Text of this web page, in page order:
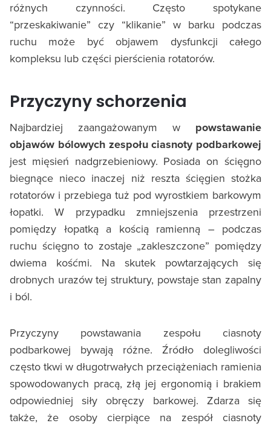
różnych czynności. Często spotykane
“przeskakiwanie” czy “klikanie” w barku podczas
ruchu może być objawem dysfunkcji całego
kompleksu lub części pierścienia rotatorów.
Przyczyny schorzenia
Najbardziej zaangażowanym w powstawanie
objawów bólowych zespołu ciasnoty podbarkowej
jest mięsień nadgrzebieniowy. Posiada on ścięgno
biegnące nieco inaczej niż reszta ścięgien stożka
rotatorów i przebiega tuż pod wyrostkiem barkowym
łopatki. W przypadku zmniejszenia przestrzeni
pomiędzy łopatką a kością ramienną – podczas
ruchu ścięgno to zostaje „zakleszczone” pomiędzy
dwiema kośćmi. Na skutek powtarzających się
drobnych urazów tej struktury, powstaje stan zapalny
i ból.
Przyczyny powstawania zespołu ciasnoty
podbarkowej bywają różne. Źródło dolegliwości
często tkwi w długotrwałych przeciążeniach ramienia
spowodowanych pracą, złą jej ergonomią i brakiem
odpowiedniej siły obręczy barkowej. Zdarza się
także, że osoby cierpiące na zespół ciasnoty